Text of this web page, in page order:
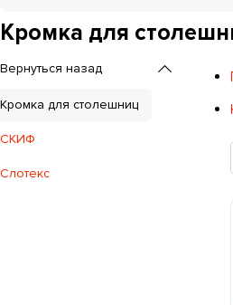
Кромка для
Вернуться назад
Кромка для столешниц
СКИФ
Слотекс